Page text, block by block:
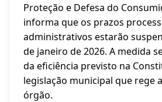
Proteção e Defesa do
informa que os prazos
administrativos estarão
de janeiro de 2026. A medida
da eficiência previsto na
legislação municipal que rege
órgão.